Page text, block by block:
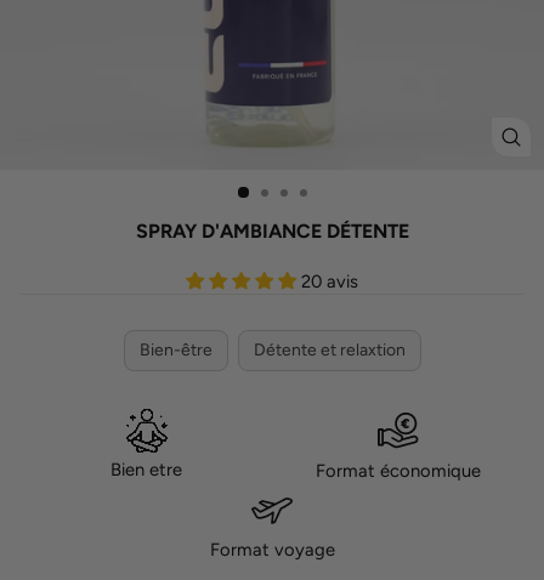
SPRAY D'AMBIANCE DÉTENTE
20 avis
Bien-être Détente et relaxtion
Bien etre Format économique
Format voyage